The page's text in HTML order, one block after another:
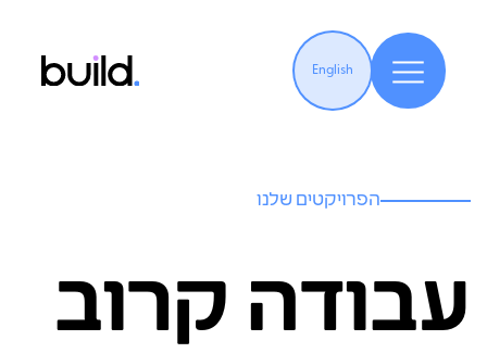
English
הפרויקטים שלנו
עבודה קרוב